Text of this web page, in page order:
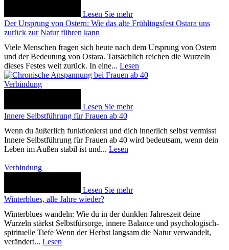
Lesen Sie mehr
Der Ursprung von Ostern: Wie das alte Frühlingsfest Ostara uns
zurück zur Natur führen kann
Viele Menschen fragen sich heute nach dem Ursprung von Ostern
und der Bedeutung von Ostara. Tatsächlich reichen die Wurzeln
dieses Festes weit zurück. In eine... Lesen
Verbindung
Lesen Sie mehr
Innere Selbstführung für Frauen ab 40
Wenn du äußerlich funktionierst und dich innerlich selbst vermisst
Innere Selbstführung für Frauen ab 40 wird bedeutsam, wenn dein
Leben im Außen stabil ist und... Lesen
Verbindung
Lesen Sie mehr
Winterblues, alle Jahre wieder?
Winterblues wandeln: Wie du in der dunklen Jahreszeit deine
Wurzeln stärkst Selbstfürsorge, innere Balance und psychologisch-
spirituelle Tiefe Wenn der Herbst langsam die Natur verwandelt,
verändert... Lesen